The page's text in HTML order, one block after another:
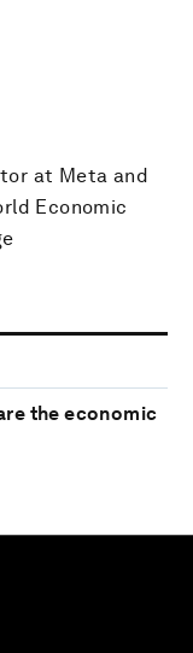
at Meta and
Economic
the economic